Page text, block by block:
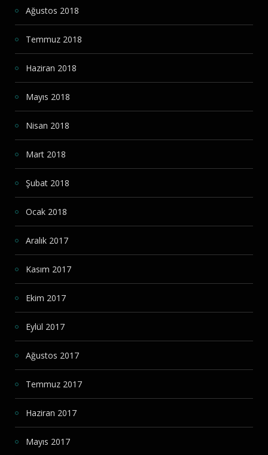
Ağustos 2018
Temmuz 2018
Haziran 2018
Mayıs 2018
Nisan 2018
Mart 2018
Şubat 2018
Ocak 2018
Aralık 2017
Kasım 2017
Ekim 2017
Eylül 2017
Ağustos 2017
Temmuz 2017
Haziran 2017
Mayıs 2017